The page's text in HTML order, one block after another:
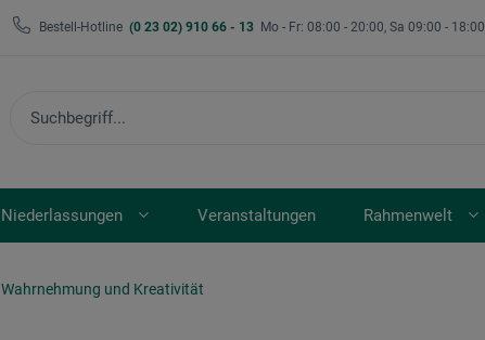
Bestell-Hotline (0 23 02) 910 66 - 13 Mo - Fr: 08:00 - 20:00, Sa 09:00 - 18:00
Niederlassungen Veranstaltungen Rahmenwelt
Wahrnehmung und Kreativität